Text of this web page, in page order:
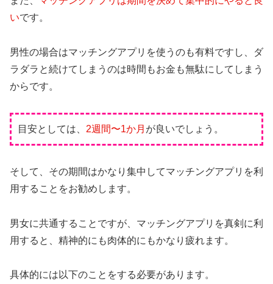
いです。
男性の場合はマッチングアプリを使うのも有料ですし、ダ
ラダラと続けてしまうのは時間もお金も無駄にしてしまう
からです。
目安としては、 2週間〜1か月 が良いでしょう。
そして、その期間はかなり集中してマッチングアプリを利
用することをお勧めします。
男女に共通することですが、マッチングアプリを真剣に利
用すると、精神的にも肉体的にもかなり疲れます。
具体的には以下のことをする必要があります。